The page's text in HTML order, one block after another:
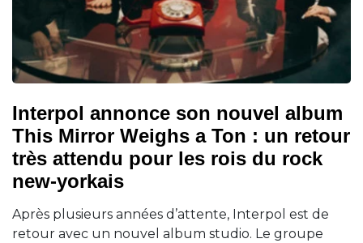
Interpol annonce son nouvel album
This Mirror Weighs a Ton : un retour
très attendu pour les rois du rock
new-yorkais
Après plusieurs années d’attente, Interpol est de
retour avec un nouvel album studio. Le groupe